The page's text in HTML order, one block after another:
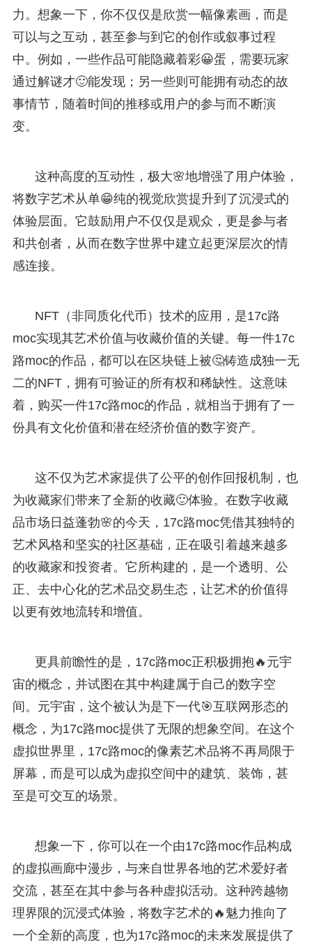
力。想象一下，你不仅仅是欣赏一幅像素画，而是
可以与之互动，甚至参与到它的创作或叙事过程
中。例如，一些作品可能隐藏着彩😀蛋，需要玩家
通过解谜才🙂能发现；另一些则可能拥有动态的故
事情节，随着时间的推移或用户的参与而不断演
变。
这种高度的互动性，极大🌸地增强了用户体验，
将数字艺术从单😁纯的视觉欣赏提升到了沉浸式的
体验层面。它鼓励用户不仅仅是观众，更是参与者
和共创者，从而在数字世界中建立起更深层次的情
感连接。
NFT（非同质化代币）技术的应用，是17c路
moc实现其艺术价值与收藏价值的关键。每一件17c
路moc的作品，都可以在区块链上被🤔铸造成独一无
二的NFT，拥有可验证的所有权和稀缺性。这意味
着，购买一件17c路moc的作品，就相当于拥有了一
份具有文化价值和潜在经济价值的数字资产。
这不仅为艺术家提供了公平的创作回报机制，也
为收藏家们带来了全新的收藏🙂体验。在数字收藏
品市场日益蓬勃🌸的今天，17c路moc凭借其独特的
艺术风格和坚实的社区基础，正在吸引着越来越多
的收藏家和投资者。它所构建的，是一个透明、公
正、去中心化的艺术品交易生态，让艺术的价值得
以更有效地流转和增值。
更具前瞻性的是，17c路moc正积极拥抱🔥元宇
宙的概念，并试图在其中构建属于自己的数字空
间。元宇宙，这个被认为是下一代🎯互联网形态的
概念，为17c路moc提供了无限的想象空间。在这个
虚拟世界里，17c路moc的像素艺术品将不再局限于
屏幕，而是可以成为虚拟空间中的建筑、装饰，甚
至是可交互的场景。
想象一下，你可以在一个由17c路moc作品构成
的虚拟画廊中漫步，与来自世界各地的艺术爱好者
交流，甚至在其中参与各种虚拟活动。这种跨越物
理界限的沉浸式体验，将数字艺术的🔥魅力推向了
一个全新的高度，也为17c路moc的未来发展提供了